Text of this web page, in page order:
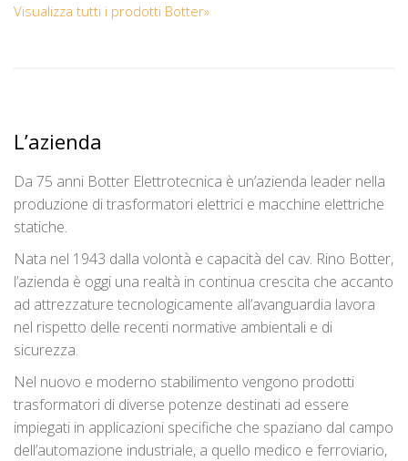
Visualizza tutti i prodotti Botter»
L’azienda
Da 75 anni Botter Elettrotecnica è un’azienda leader nella
produzione di trasformatori elettrici e macchine elettriche
statiche.
Nata nel 1943 dalla volontà e capacità del cav. Rino Botter,
l’azienda è oggi una realtà in continua crescita che accanto
ad attrezzature tecnologicamente all’avanguardia lavora
nel rispetto delle recenti normative ambientali e di
sicurezza.
Nel nuovo e moderno stabilimento vengono prodotti
trasformatori di diverse potenze destinati ad essere
impiegati in applicazioni specifiche che spaziano dal campo
dell’automazione industriale, a quello medico e ferroviario,